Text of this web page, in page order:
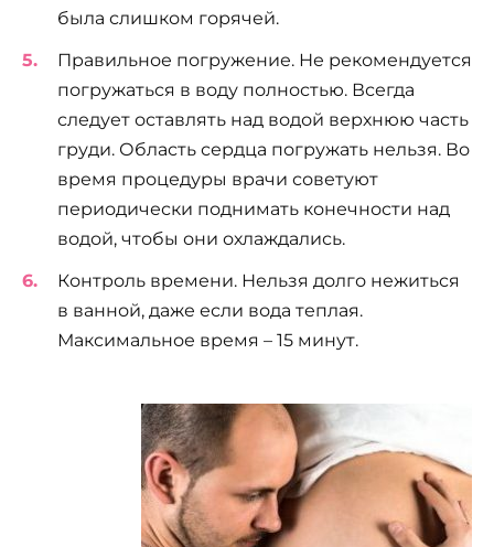
была слишком горячей.
Правильное погружение. Не рекомендуется
погружаться в воду полностью. Всегда
следует оставлять над водой верхнюю часть
груди. Область сердца погружать нельзя. Во
время процедуры врачи советуют
периодически поднимать конечности над
водой, чтобы они охлаждались.
Контроль времени. Нельзя долго нежиться
в ванной, даже если вода теплая.
Максимальное время – 15 минут.